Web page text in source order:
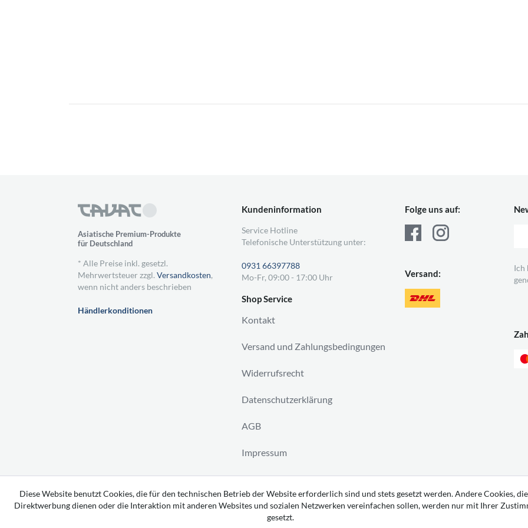
Asiatische Premium-Produkte
für Deutschland
* Alle Preise inkl. gesetzl.
Mehrwertsteuer zzgl. Versandkosten,
wenn nicht anders beschrieben
Händlerkonditionen
Kundeninformation
Service Hotline
Telefonische Unterstützung unter:
0931 66397788
Mo-Fr, 09:00 - 17:00 Uhr
Shop Service
Kontakt
Versand und Zahlungsbedingungen
Widerrufsrecht
Datenschutzerklärung
AGB
Impressum
Vertrag widerrufen
Folge uns auf:
Versand:
Ich
Diese Website benutzt Cookies, die für den technischen Betrieb der Website erforderlich sind und stets gesetzt werden. Andere Cookies,
Direktwerbung dienen oder die Interaktion mit anderen Websites und sozialen Netzwerken vereinfachen sollen, werden nur mit Ihrer
gesetzt.